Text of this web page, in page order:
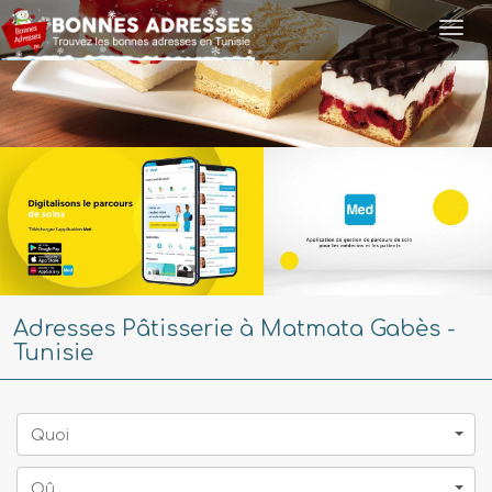
Adresses Pâtisserie à Matmata Gabès -
Tunisie
Quoi